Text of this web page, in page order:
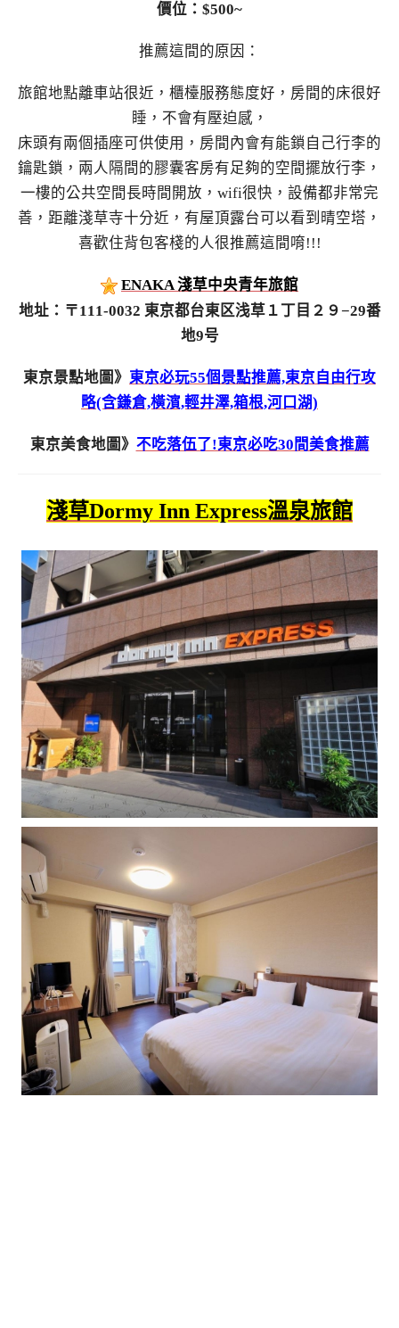
價位：$500~
推薦這間的原因：
旅館地點離車站很近，櫃檯服務態度好，房間的床很好
睡，不會有壓迫感，
床頭有兩個插座可供使用，房間內會有能鎖自己行李的
鑰匙鎖，兩人隔間的膠囊客房有足夠的空間擺放行李，
一樓的公共空間長時間開放，wifi很快，設備都非常完
善，距離淺草寺十分近，有屋頂露台可以看到晴空塔，
喜歡住背包客棧的人很推薦這間唷!!!
ENAKA 淺草中央青年旅館
地址：〒111-0032 東京都台東区浅草１丁目２９−29番
地9号
東京景點地圖》 東京必玩55個景點推薦,東京自由行攻
略(含鎌倉,橫濱,輕井澤,箱根,河口湖)
東京美食地圖》 不吃落伍了!東京必吃30間美食推薦
淺草Dormy Inn Express溫泉旅館